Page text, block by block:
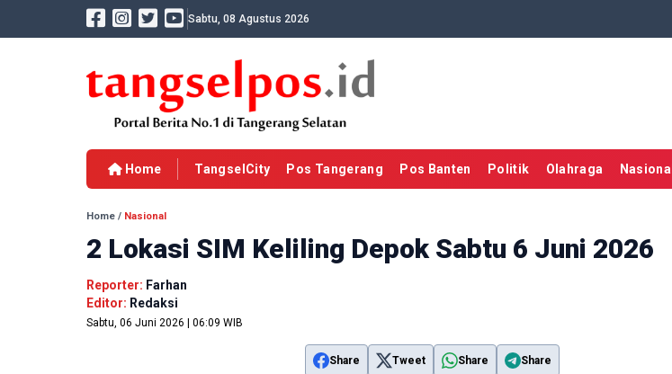
Sabtu, 08 Agustus 2026
Home TangselCity Pos Tangerang Pos Banten Politik Olahraga Nasional
Home / Nasional
2 Lokasi SIM Keliling Depok Sabtu 6 Juni 2026
Reporter: Farhan
Editor: Redaksi
Sabtu, 06 Juni 2026 | 06:09 WIB
Share Tweet Share Share